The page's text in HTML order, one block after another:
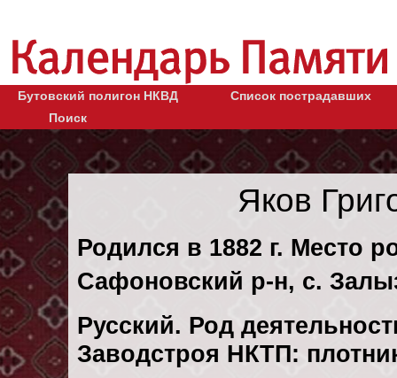
Бутовский полигон НКВД
Список пострадавших
Поиск
Яков
Родился в 1882 г. Место
Сафоновский р-н, с.
Русский. Род
Заводстроя НКТП: